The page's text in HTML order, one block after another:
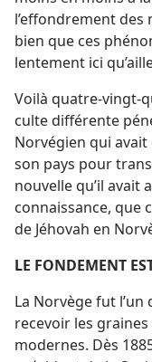
l’effondrement
bien que ces
lentement ici
Voilà quatre-vingt-
culte différente
Norvégien qui
son pays pour
nouvelle qu’il avait
connaissance, que
de Jéhovah en
LE FONDEMENT
La Norvège fut l’un
recevoir les
modernes. Dès